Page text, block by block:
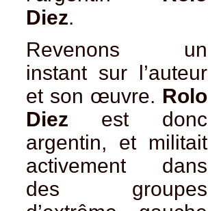
Diez.
Revenons un
instant sur l’auteur
et son œuvre. Rolo
Diez est donc
argentin, et militait
activement dans
des groupes